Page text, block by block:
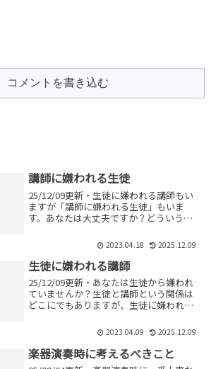
コメントを書き込む
講師に嫌われる生徒
25/12/09更新・生徒に嫌われる講師もい
ますが「講師に嫌われる生徒」もいま
す。あなたは大丈夫ですか？どういう行
ます。音楽だけでなく習い事をしている
方は必見です。良好な関係をきずくため
に何が必要かがわかります。
2023.04.18 2025.12.09
生徒に嫌われる講師
25/12/09更新・あなたは生徒から嫌われ
ていませんか？生徒と講師という関係は
どこにでもありますが、生徒に嫌われる
ら嫌われるのか、何をすれば問題ないの
か。生徒に好かれる講師になる方法を解
説します。
2023.04.09 2025.12.09
楽器演奏時に考えるべきこと